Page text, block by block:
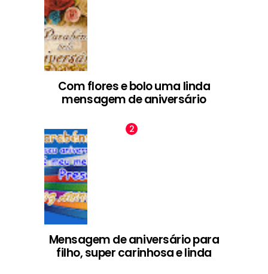
Com flores e bolo uma linda
mensagem de aniversário
Mensagem de aniversário para
filho, super carinhosa e linda